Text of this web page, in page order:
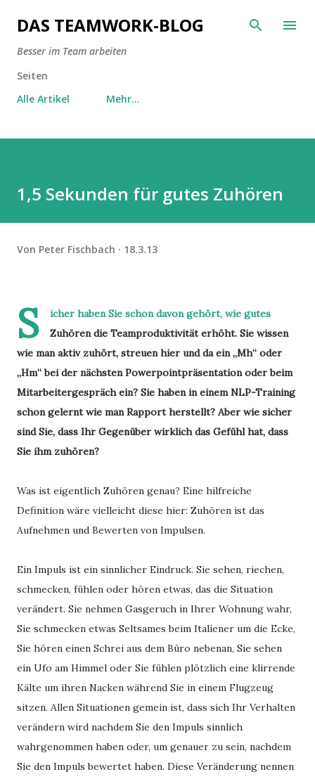
Direkt zum Hauptbereich
DAS TEAMWORK-BLOG
Besser im Team arbeiten
Seiten
Alle Artikel
Mehr…
1,5 Sekunden für gutes Zuhören
Von Peter Fischbach 18.3.13
S
icher haben Sie schon davon gehört, wie gutes
Zuhören die Teamproduktivität erhöht. Sie wissen
wie man aktiv zuhört, streuen hier und da ein „Mh“ oder
„Hm“ bei der nächsten Powerpointpräsentation oder beim
Mitarbeitergespräch ein? Sie haben in einem NLP-Training
schon gelernt wie man Rapport herstellt? Aber wie sicher
sind Sie, dass Ihr Gegenüber wirklich das Gefühl hat, dass
Sie ihm zuhören?
Was ist eigentlich Zuhören genau? Eine hilfreiche
Definition wäre vielleicht diese hier: Zuhören ist das
Aufnehmen und Bewerten von Impulsen.
Ein Impuls ist ein sinnlicher Eindruck. Sie sehen, riechen,
schmecken, fühlen oder hören etwas, das die Situation
verändert. Sie nehmen Gasgeruch in Ihrer Wohnung wahr,
Sie schmecken etwas Seltsames beim Italiener um die Ecke,
Sie hören einen Schrei aus dem Büro nebenan, Sie sehen
ein Ufo am Himmel oder Sie fühlen plötzlich eine klirrende
Kälte um ihren Nacken während Sie in einem Flugzeug
sitzen. Allen Situationen gemein ist, dass sich Ihr Verhalten
verändern wird nachdem Sie den Impuls sinnlich
wahrgenommen haben oder, um genauer zu sein, nachdem
Sie den Impuls bewertet haben. Diese Veränderung nennen